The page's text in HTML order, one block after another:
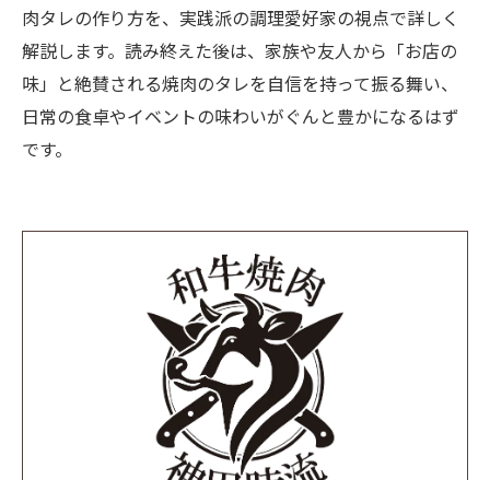
肉タレの作り方を、実践派の調理愛好家の視点で詳しく
解説します。読み終えた後は、家族や友人から「お店の
味」と絶賛される焼肉のタレを自信を持って振る舞い、
日常の食卓やイベントの味わいがぐんと豊かになるはず
です。